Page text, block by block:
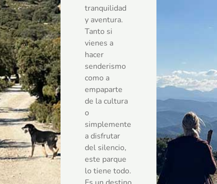
tranquilidad
y aventura.
Tanto si
vienes a
hacer
senderismo
como a
empaparte
de la cultura
o
simplemente
a disfrutar
del silencio,
este parque
lo tiene todo.